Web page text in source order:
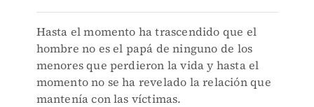
Hasta el momento ha trascendido que el
hombre no es el papá de ninguno de los
menores que perdieron la vida y hasta el
momento no se ha revelado la relación que
mantenía con las víctimas.